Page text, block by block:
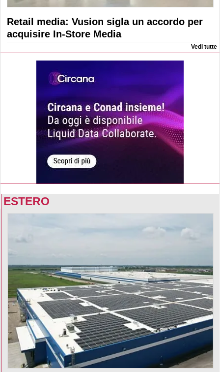
Retail media: Vusion sigla un accordo per
acquisire In-Store Media
Vedi tutte
ESTERO